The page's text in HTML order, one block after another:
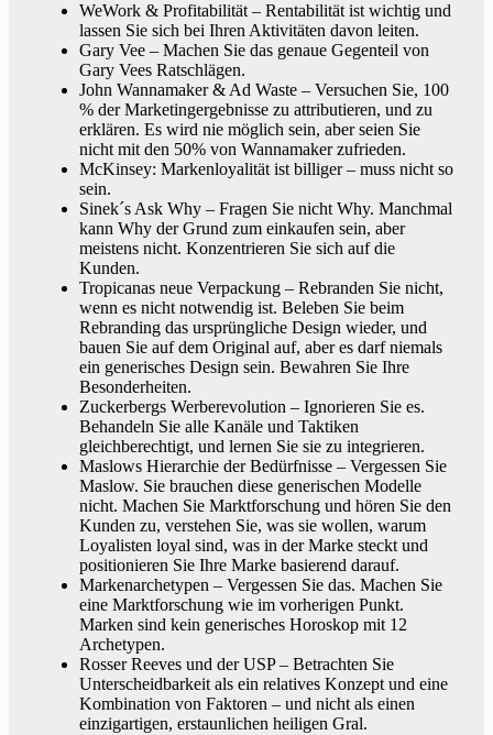
WeWork & Profitabilität – Rentabilität ist wichtig und
lassen Sie sich bei Ihren Aktivitäten davon leiten.
Gary Vee – Machen Sie das genaue Gegenteil von
Gary Vees Ratschlägen.
John Wannamaker & Ad Waste – Versuchen Sie, 100
% der Marketingergebnisse zu attributieren, und zu
erklären. Es wird nie möglich sein, aber seien Sie
nicht mit den 50% von Wannamaker zufrieden.
McKinsey: Markenloyalität ist billiger – muss nicht so
sein.
Sinek´s Ask Why – Fragen Sie nicht Why. Manchmal
kann Why der Grund zum einkaufen sein, aber
meistens nicht. Konzentrieren Sie sich auf die
Kunden.
Tropicanas neue Verpackung – Rebranden Sie nicht,
wenn es nicht notwendig ist. Beleben Sie beim
Rebranding das ursprüngliche Design wieder, und
bauen Sie auf dem Original auf, aber es darf niemals
ein generisches Design sein. Bewahren Sie Ihre
Besonderheiten.
Zuckerbergs Werberevolution – Ignorieren Sie es.
Behandeln Sie alle Kanäle und Taktiken
gleichberechtigt, und lernen Sie sie zu integrieren.
Maslows Hierarchie der Bedürfnisse – Vergessen Sie
Maslow. Sie brauchen diese generischen Modelle
nicht. Machen Sie Marktforschung und hören Sie den
Kunden zu, verstehen Sie, was sie wollen, warum
Loyalisten loyal sind, was in der Marke steckt und
positionieren Sie Ihre Marke basierend darauf.
Markenarchetypen – Vergessen Sie das. Machen Sie
eine Marktforschung wie im vorherigen Punkt.
Marken sind kein generisches Horoskop mit 12
Archetypen.
Rosser Reeves und der USP – Betrachten Sie
Unterscheidbarkeit als ein relatives Konzept und eine
Kombination von Faktoren – und nicht als einen
einzigartigen, erstaunlichen heiligen Gral.